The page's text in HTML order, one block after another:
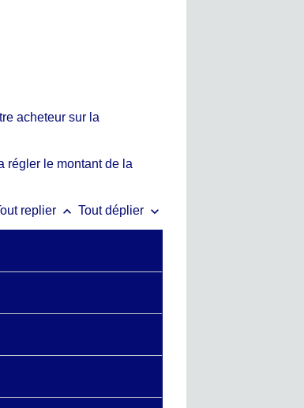
acheteur sur la
régler le montant de la
replier keyboard_arrow_up Tout déplier keyboard_arrow_down